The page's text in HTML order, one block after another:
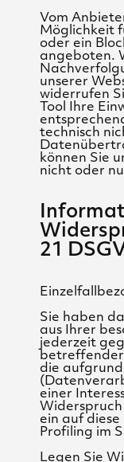
Vom
Möglichkeit
oder ein
angeboten.
unserer
widerrufen
Tool Ihre
technisch
können Sie
nicht oder
21
Sie haben
aus Ihrer
jederzeit
die aufgrund
einer
ein auf
Profiling im
Legen Sie